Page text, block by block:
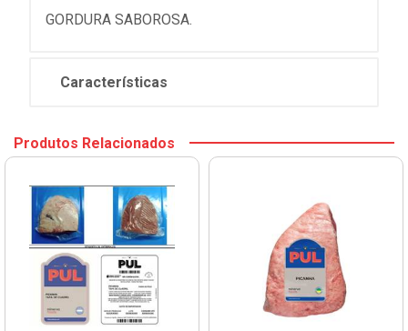
GORDURA SABOROSA.
Características
Produtos Relacionados